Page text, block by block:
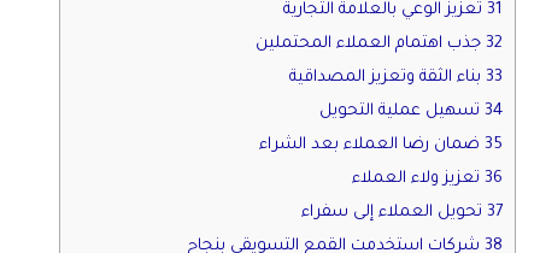
31 تعزيز الوعي بالعلامة التجارية
32 جذب اهتمام العملاء المحتملين
33 بناء الثقة وتعزيز المصداقية
34 تسهيل عملية التحويل
35 ضمان رضا العملاء بعد الشراء
36 تعزيز ولاء العملاء
37 تحويل العملاء إلى سفراء
38 شركات استخدمت القمع التسويقي بنجاح